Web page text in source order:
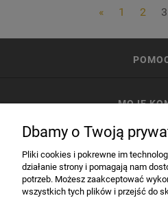
« 1 2 3
MOJE
Dbamy o Twoją
Pliki cookies i pokrewne im
działanie strony i pomagają nam
potrzeb. Możesz zaakceptować
wszystkich tych plików i przejść do